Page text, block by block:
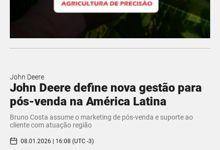
John Deere
John Deere define nova gestão para
pós-venda na América Latina
Bruno Costa assume o marketing de pós-venda e suporte ao
cliente com atuação região
08.01.2026 | 16:08 (UTC -3)